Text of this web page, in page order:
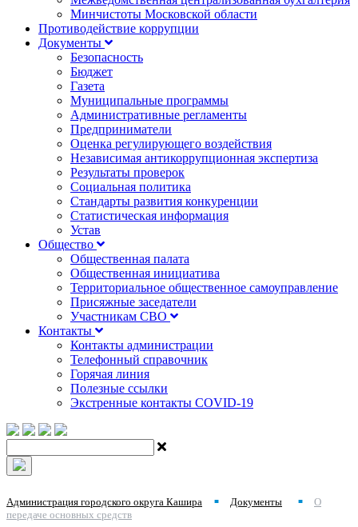
Минчистоты Московской области
Противодействие коррупции
Документы
Безопасность
Бюджет
Газета
Муниципальные программы
Административные регламенты
Предприниматели
Оценка регулирующего воздействия
Независимая антикоррупционная экспертиза
Результаты проверок
Социальная политика
Стандарты развития конкуренции
Статистическая информация
Устав
Общество
Общественная палата
Общественная инициатива
Территориальное общественное самоуправление
Присяжные заседатели
Участникам СВО
Контакты
Контакты администрации
Телефонный справочник
Горячая линия
Полезные ссылки
Экстренные контакты COVID-19
Администрация городского округа Кашира ■ Документы ■
О
передаче основных средств